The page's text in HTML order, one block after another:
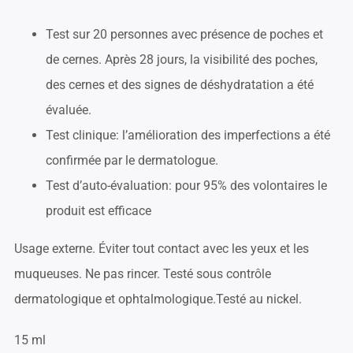
Test sur 20 personnes avec présence de poches et
de cernes. Après 28 jours, la visibilité des poches,
des cernes et des signes de déshydratation a été
évaluée.
Test clinique: l’amélioration des imperfections a été
confirmée par le dermatologue.
Test d’auto-évaluation: pour 95% des volontaires le
produit est efficace
Usage externe. Éviter tout contact avec les yeux et les
muqueuses. Ne pas rincer. Testé sous contrôle
dermatologique et ophtalmologique.Testé au nickel.
15 ml